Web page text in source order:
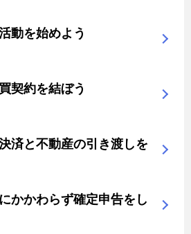
動を始めよう
契約を結ぼう
済と不動産の引き渡しを
かかわらず確定申告をし